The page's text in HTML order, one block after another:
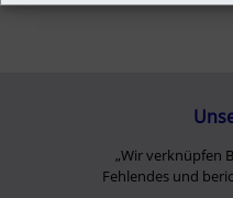
„Wir verknüpfen
Fehlendes und